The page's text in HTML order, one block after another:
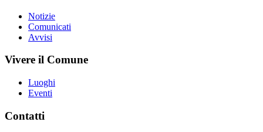
Notizie
Comunicati
Avvisi
Vivere il Comune
Luoghi
Eventi
Contatti